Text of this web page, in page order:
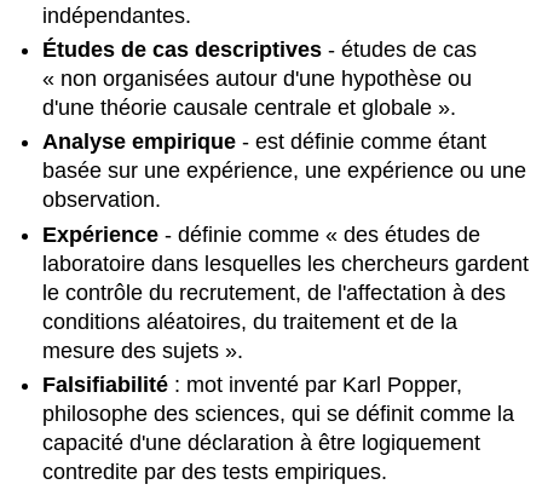
comment
utiliser
les
cas
dans
votre
analyse
comparative)
Questions
de
révision
Pensée
critique
Suggestions
complémentaires
Sites
Web
Revues
indépendantes.
Études de cas descriptives - études de cas
« non organisées autour d'une hypothèse ou
d'une théorie causale centrale et globale ».
Analyse empirique - est définie comme étant
basée sur une expérience, une expérience ou une
observation.
Expérience - définie comme « des études de
laboratoire dans lesquelles les chercheurs gardent
le contrôle du recrutement, de l'affectation à des
conditions aléatoires, du traitement et de la
mesure des sujets ».
Falsifiabilité : mot inventé par Karl Popper,
philosophe des sciences, qui se définit comme la
capacité d'une déclaration à être logiquement
contredite par des tests empiriques.